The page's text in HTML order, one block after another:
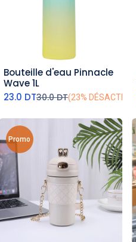
ajouter au panier
Bouteille d'eau Pinnacle
Wave 1L
23.0 DT30.0DT(23% DÉSACTIVÉ)
Promo